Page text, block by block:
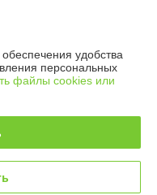
удобства
персональных
файлы cookies или